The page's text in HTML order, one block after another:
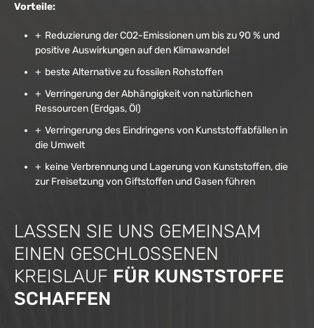
Vorteile:
Reduzierung der CO2-Emissionen um bis zu 90 % und
positive Auswirkungen auf den Klimawandel
beste Alternative zu fossilen Rohstoffen
Verringerung der Abhängigkeit von natürlichen
Ressourcen (Erdgas, Öl)
Verringerung des Eindringens von Kunststoffabfällen in
die Umwelt
keine Verbrennung und Lagerung von Kunststoffen, die
zur Freisetzung von Giftstoffen und Gasen führen
LASSEN SIE UNS GEMEINSAM
EINEN GESCHLOSSENEN
KREISLAUF FÜR KUNSTSTOFFE
SCHAFFEN